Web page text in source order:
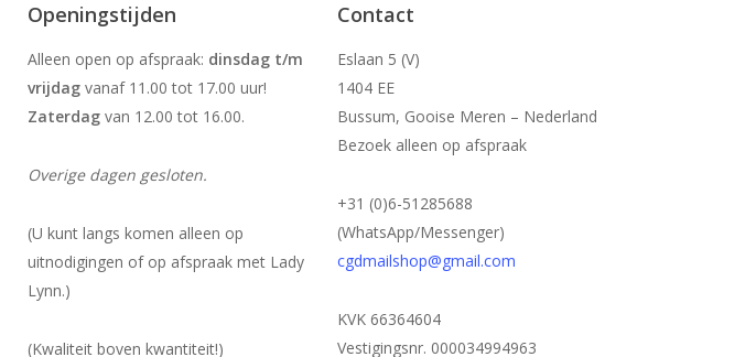
Openingstijden
Alleen open op afspraak: dinsdag t/m
vrijdag vanaf 11.00 tot 17.00 uur!
Zaterdag van 12.00 tot 16.00.
Overige dagen gesloten.
(U kunt langs komen alleen op
uitnodigingen of op afspraak met Lady
Lynn.)
(Kwaliteit boven kwantiteit!)
Contact
Eslaan 5 (V)
1404 EE
Bussum, Gooise Meren – Nederland
Bezoek alleen op afspraak
+31 (0)6-51285688
(WhatsApp/Messenger)
cgdmailshop@gmail.com
KVK 66364604
Vestigingsnr. 000034994963